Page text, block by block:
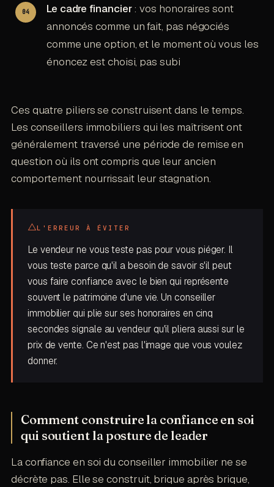
Le cadre financier: vos honoraires sont
annoncés comme un fait, pas négociés
comme une option, et le moment où vous les
énoncez est choisi, pas subi
Ces quatre piliers se construisent dans le temps.
Les conseillers immobiliers qui les maîtrisent ont
généralement traversé une période de remise en
question où ils ont compris que leur ancien
comportement nourrissait leur stagnation.
△L'ERREUR À ÉVITER
Le vendeur ne vous teste pas pour vous piéger. Il
vous teste parce qu'il a besoin de savoir s'il peut
vous faire confiance avec le bien qui représente
souvent le patrimoine d'une vie. Un conseiller
immobilier qui plie sur ses honoraires en cinq
secondes signale au vendeur qu'il pliera aussi sur le
prix de vente. Ce n'est pas l'image que vous voulez
donner.
Comment construire la confiance en soi
qui soutient la posture de leader
La confiance en soi du conseiller immobilier ne se
décrète pas. Elle se construit, brique après brique,